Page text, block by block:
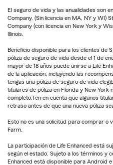
El seguro de vida y las anualidades son
Company. (Sin licencia en MA, NY y WI)
Company (con licencia en New York y
Illinois.
Beneficio disponible para los clientes de
póliza de seguro de vida desde el 1 de
mayor de 18 años puede unirse a Life
de la aplicación, incluyendo las
tengas una póliza de seguro de vida
titulares de póliza en Florida y New York
completo.Ten en cuenta que algunos
retraso antes de que una nueva póliza
Esto no es una solicitud para comprar o
Farm.
La participación de Life Enhanced está
según el estado. Sujeto a los términos y
Enhanced está disponible para Android